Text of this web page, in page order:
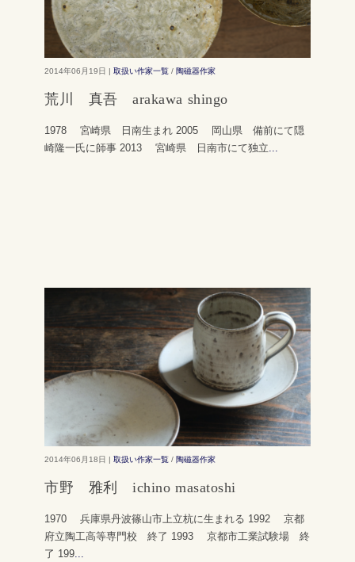
2014年06月19日 | 取扱い作家一覧 / 陶磁器作家
荒川 真吾 arakawa shingo
1978 宮崎県 日南生まれ 2005 岡山県 備前にて隠
崎隆一氏に師事 2013 宮崎県 日南市にて独立...
2014年06月18日 | 取扱い作家一覧 / 陶磁器作家
市野 雅利 ichino masatoshi
1970 兵庫県丹波篠山市上立杭に生まれる 1992 京都
府立陶工高等専門校 終了 1993 京都市工業試験場 終
了 199...